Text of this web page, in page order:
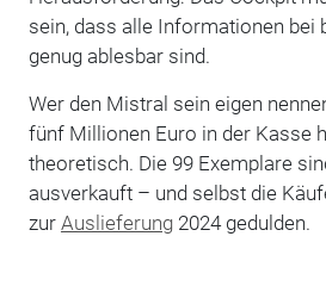
sein, dass alle Informationen bei
genug ablesbar sind.
Wer den Mistral sein eigen
fünf Millionen Euro in der Kasse
theoretisch. Die 99 Exemplare
ausverkauft – und selbst die
zur Auslieferung2024 gedulden.